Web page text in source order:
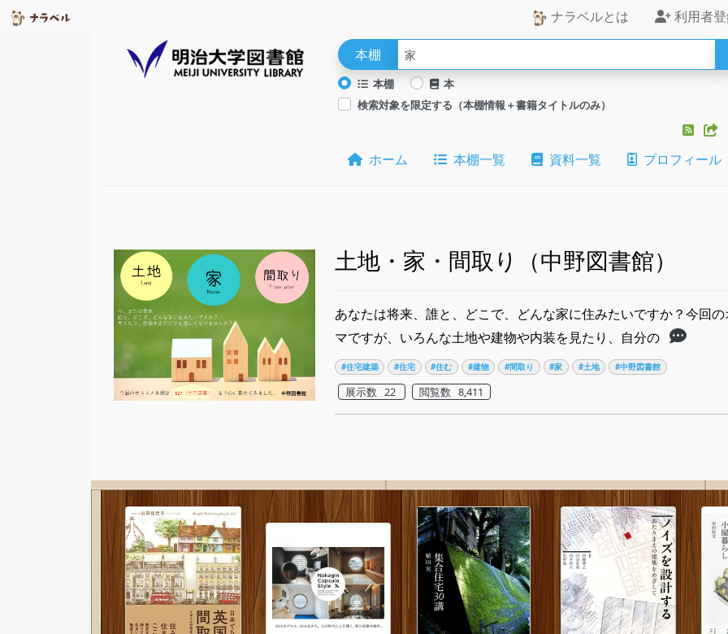
ナラベルとは 利用者
本棚
本棚
本
検索対象を限定する（本棚情報＋書籍タイトルのみ）
ホーム 本棚一覧 資料一覧 プロフィール
土地・家・間取り（中野図書館）
あなたは将来、誰と、どこで、どんな家に住みたいですか？今回
マですが、いろんな土地や建物や内装を見たり、自分の
#住宅建築 #住宅 #住む #建物 #間取り #家 #土地 #中野図書館
展示数 22 閲覧数 8,411